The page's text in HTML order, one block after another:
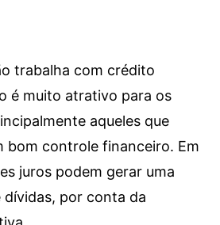
trabalha com crédito
é muito atrativo para os
aqueles que
bom controle financeiro. Em
juros podem gerar uma
dívidas, por conta da